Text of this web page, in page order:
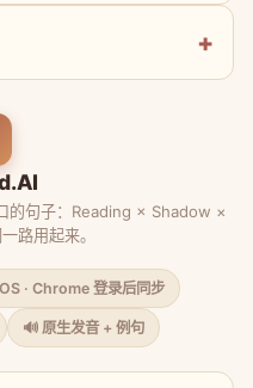
的句子：Reading × Shadow ×
路用起来。
· Chrome 登录后同步
🔊 原生发音 + 例句